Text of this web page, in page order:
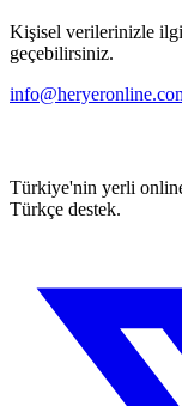
Kişisel verilerinizle
geçebilirsiniz.
Türkiye'nin yerli
Türkçe destek.